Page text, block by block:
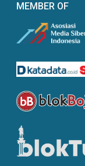
MEMBER OF